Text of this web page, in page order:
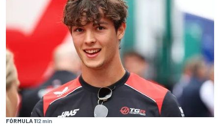
FÓRMULA 112 min